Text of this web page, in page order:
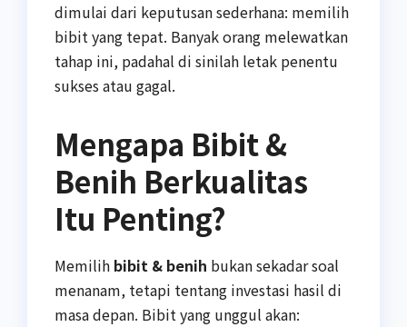
dimulai dari keputusan sederhana: memilih
bibit yang tepat. Banyak orang melewatkan
tahap ini, padahal di sinilah letak penentu
sukses atau gagal.
Mengapa Bibit &
Benih Berkualitas
Itu Penting?
Memilih bibit & benih bukan sekadar soal
menanam, tetapi tentang investasi hasil di
masa depan. Bibit yang unggul akan: